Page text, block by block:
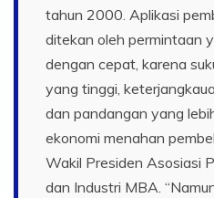
tahun 2000. Aplikasi
ditekan oleh permintaan
dengan cepat, karena
yang tinggi,
dan pandangan yang
ekonomi menahan
Wakil Presiden Asosiasi
dan Industri MBA.